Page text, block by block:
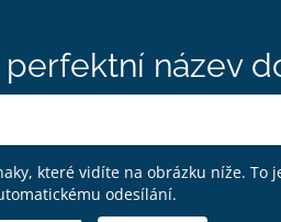
název
které vidíte na obrázku níže. To
odesílání.